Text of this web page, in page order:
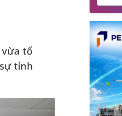
vừa tổ
tỉnh